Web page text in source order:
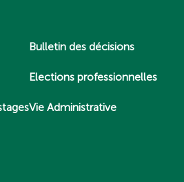
Bulletin des décisions
Elections professionnelles
Vie Administrative